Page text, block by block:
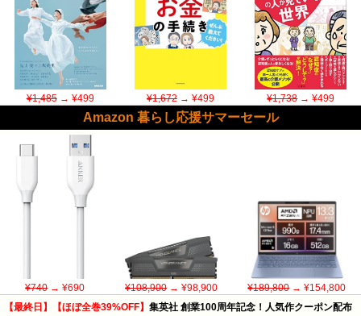
¥1,485→ ¥499 ¥1,672→ ¥499 ¥1,738→ ¥499
Amazon 暮らし応援サマーセール
¥740→ ¥690 ¥108,900→ ¥98,900 ¥189,800→ ¥154,800
【最終日】【ほぼ全巻39%OFF】 集英社 創業100周年記念！人気作クーポン配布